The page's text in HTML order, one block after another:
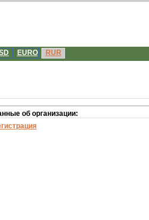
EURO RUR
об организации: